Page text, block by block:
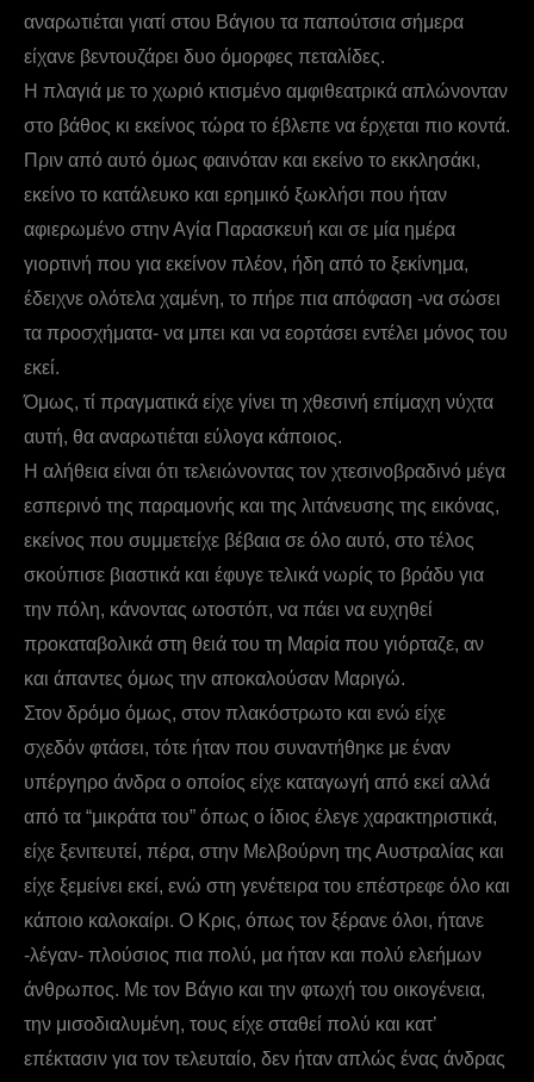
αναρωτιέται γιατί στου Βάγιου τα παπούτσια σήμερα
είχανε βεντουζάρει δυο όμορφες πεταλίδες.
Η πλαγιά με το χωριό κτισμένο αμφιθεατρικά απλώνονταν
στο βάθος κι εκείνος τώρα το έβλεπε να έρχεται πιο κοντά.
Πριν από αυτό όμως φαινόταν και εκείνο το εκκλησάκι,
εκείνο το κατάλευκο και ερημικό ξωκλήσι που ήταν
αφιερωμένο στην Αγία Παρασκευή και σε μία ημέρα
γιορτινή που για εκείνον πλέον, ήδη από το ξεκίνημα,
έδειχνε ολότελα χαμένη, το πήρε πια απόφαση -να σώσει
τα προσχήματα- να μπει και να εορτάσει εντέλει μόνος του
εκεί.
Όμως, τί πραγματικά είχε γίνει τη χθεσινή επίμαχη νύχτα
αυτή, θα αναρωτιέται εύλογα κάποιος.
Η αλήθεια είναι ότι τελειώνοντας τον χτεσινοβραδινό μέγα
εσπερινό της παραμονής και της λιτάνευσης της εικόνας,
εκείνος που συμμετείχε βέβαια σε όλο αυτό, στο τέλος
σκούπισε βιαστικά και έφυγε τελικά νωρίς το βράδυ για
την πόλη, κάνοντας ωτοστόπ, να πάει να ευχηθεί
προκαταβολικά στη θειά του τη Μαρία που γιόρταζε, αν
και άπαντες όμως την αποκαλούσαν Μαριγώ.
Στον δρόμο όμως, στον πλακόστρωτο και ενώ είχε
σχεδόν φτάσει, τότε ήταν που συναντήθηκε με έναν
υπέργηρο άνδρα ο οποίος είχε καταγωγή από εκεί αλλά
από τα “μικράτα του” όπως ο ίδιος έλεγε χαρακτηριστικά,
είχε ξενιτευτεί, πέρα, στην Μελβούρνη της Αυστραλίας και
είχε ξεμείνει εκεί, ενώ στη γενέτειρα του επέστρεφε όλο και
κάποιο καλοκαίρι. Ο Κρις, όπως τον ξέρανε όλοι, ήτανε
-λέγαν- πλούσιος πια πολύ, μα ήταν και πολύ ελεήμων
άνθρωπος. Με τον Βάγιο και την φτωχή του οικογένεια,
την μισοδιαλυμένη, τους είχε σταθεί πολύ και κατ’
επέκτασιν για τον τελευταίο, δεν ήταν απλώς ένας άνδρας